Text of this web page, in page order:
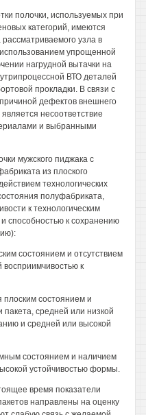
полочки, используемых при
категорий, имеются
узла в
упрощенной
нагрудной вытачки на
ВТО деталей
прокладки. В связи с
дефектов внешнего
несоответствие
и выбранными
мужского пиджака с
из плоского
технологических
полуфабриката,
к технологическим
способностью к сохранению
состоянием и отсутствием
восприимчивостью к
плоским состоянием и
средней или низкой
и средней или высокой
состоянием и наличием
устойчивостью формы.
время показатели
направлены на оценку